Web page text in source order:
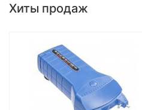
Хиты продаж